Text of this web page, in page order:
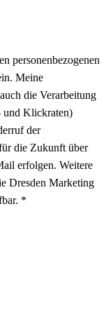
personenbezogenen
Meine
die Verarbeitung
und Klickraten)
der
die Zukunft über
erfolgen. Weitere
Dresden Marketing
*